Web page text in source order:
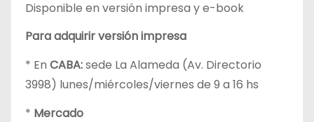
Disponible en versión impresa y e-book
Para adquirir versión impresa
* En CABA:sede La Alameda (Av. Directorio
3998) lunes/miércoles/viernes de 9 a 16 hs
* Mercado